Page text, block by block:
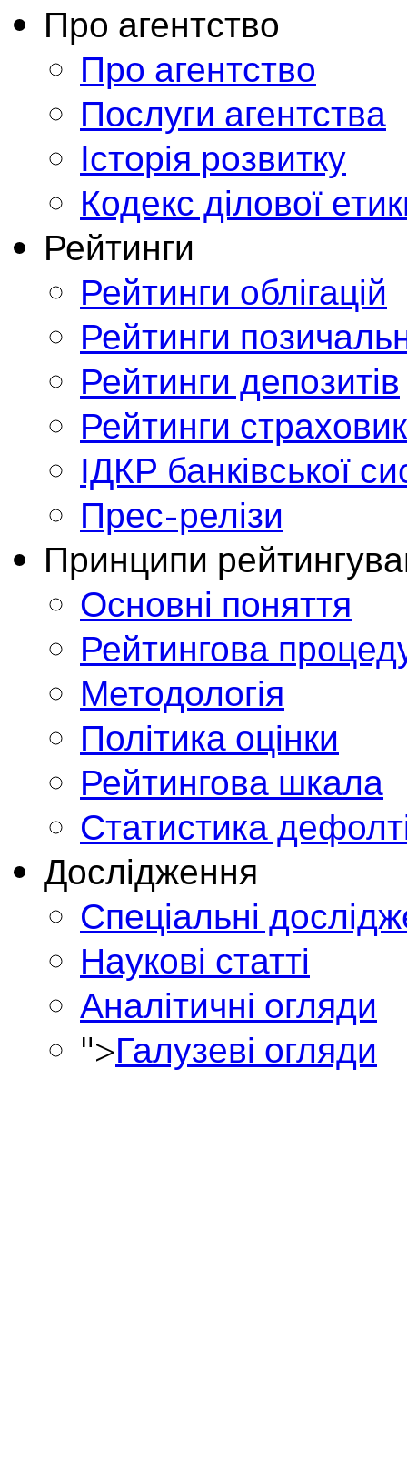
Про агентство
Про агентство
Послуги агентства
Історія розвитку
Кодекс ділової
Рейтинги
Рейтинги облігацій
Рейтинги
Рейтинги депозитів
Рейтинги
ІДКР банківської
Прес-релізи
Принципи
Основні поняття
Рейтингова
Методологія
Політика оцінки
Рейтингова шкала
Статистика
Дослідження
Спеціальні
Наукові статті
Аналітичні огляди
">Галузеві огляди